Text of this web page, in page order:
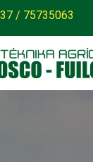
/ 75735063